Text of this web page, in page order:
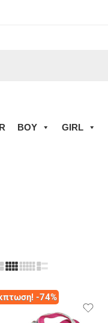
BOY GIRL
-74%